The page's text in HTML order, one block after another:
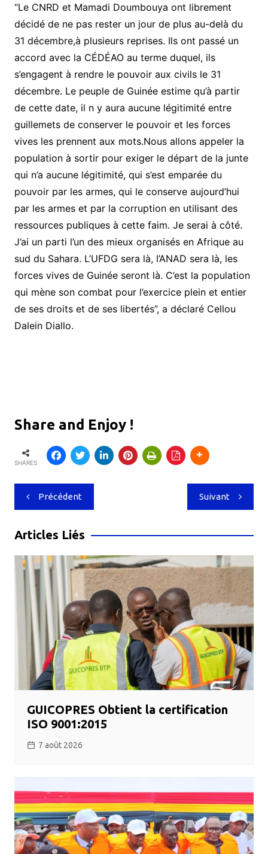
“Le CNRD et Mamadi Doumbouya ont librement
décidé de ne pas rester un jour de plus au-delà du
31 décembre,à plusieurs reprises. Ils ont passé un
accord avec la CÉDÉAO au terme duquel, ils
s’engagent à rendre le pouvoir aux civils le 31
décembre. Le peuple de Guinée estime qu’à partir
de cette date, il n y aura aucune légitimité entre
guillemets de conserver le pouvoir et les forces
vives les prennent aux mots.Nous allons appeler la
population à sortir pour exiger le départ de la junte
qui n’a aucune légitimité, qui s’est emparée du
pouvoir par les armes, qui le conserve aujourd’hui
par les armes et par la corruption en utilisant des
ressources publiques à cette faim. Je serai à côté.
J’ai un parti l’un des mieux organisés en Afrique au
sud du Sahara. L’UFDG sera là, l’ANAD sera là, les
forces vives de Guinée seront là. C’est la population
qui mène son combat pour l’exercice plein et entier
de ses droits et de ses libertés”, a déclaré Cellou
Dalein Diallo.
Share and Enjoy !
SHARES
Navigation
de
l’article
Précédent Suivant
Articles Liés
GUICOPRES Obtient la certification
ISO 9001:2015
7 août 2026